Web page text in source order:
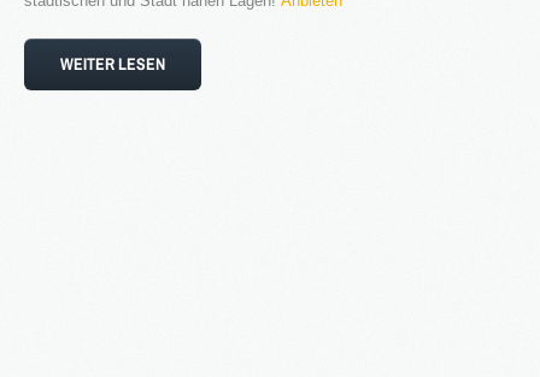
WEITER LESEN